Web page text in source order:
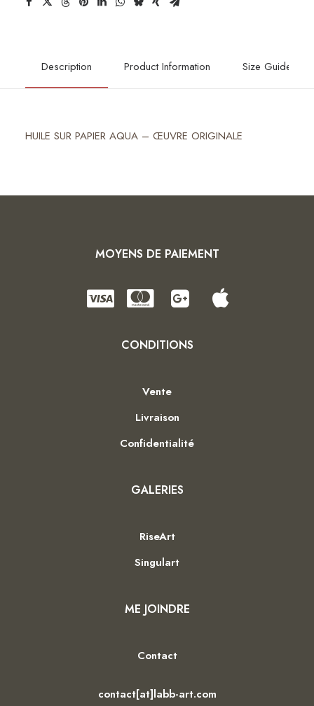
Description Product Information Size Guide
HUILE SUR PAPIER AQUA – ŒUVRE ORIGINALE
MOYENS DE PAIEMENT
CONDITIONS
Vente
Livraison
Confidentialité
GALERIES
RiseArt
Singulart
ME JOINDRE
Contact
contact[at]labb-art.com